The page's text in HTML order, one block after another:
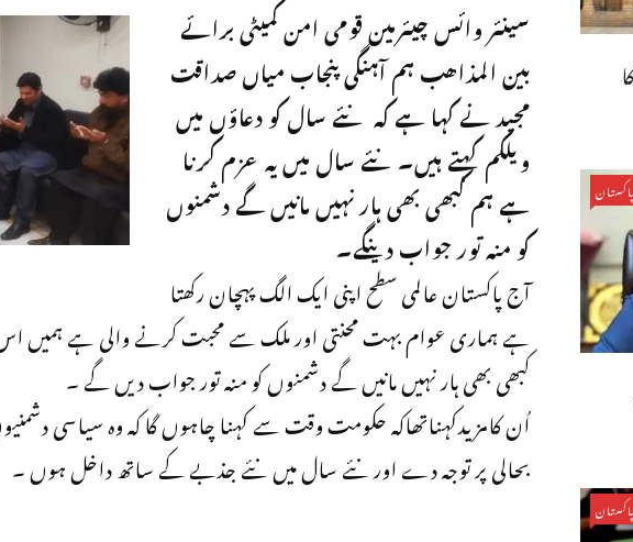
سینئر وائس چیئرمین قومی امن کمیٹی برائے
بین المذاھب ہم آہنگی پنجاب میاں صداقت
مجید نے کہا ہے کہ نئے سال کو دعاؤں میں
ویلکم کہتے ہیں۔نئے سال میں یہ عزم کرنا
ہے ہم کبھی بھی ہار نہیں مانیں گے دشمنوں
کو منہ تور جواب دینگے۔
آج پاکستان عالمی سطح اپنی ایک الگ پہچان رکھتا
ہے ہماری عوام بہت محنتی اور ملک سے محبت کرنے والی ہے ہمیں
کبھی بھی ہار نہیں مانیں گے دشمنوں کو منہ تور جواب دیں گے ۔
اُن کامزیدکہناتھاکہ حکومت وقت سے کہنا چاہوں گا کہ وہ سیاسی
بحالی پر توجہ دے اور نئے سال میں نئے جذبے کے ساتھ داخل ہوں ۔
کا
پاکستان
پاکستان